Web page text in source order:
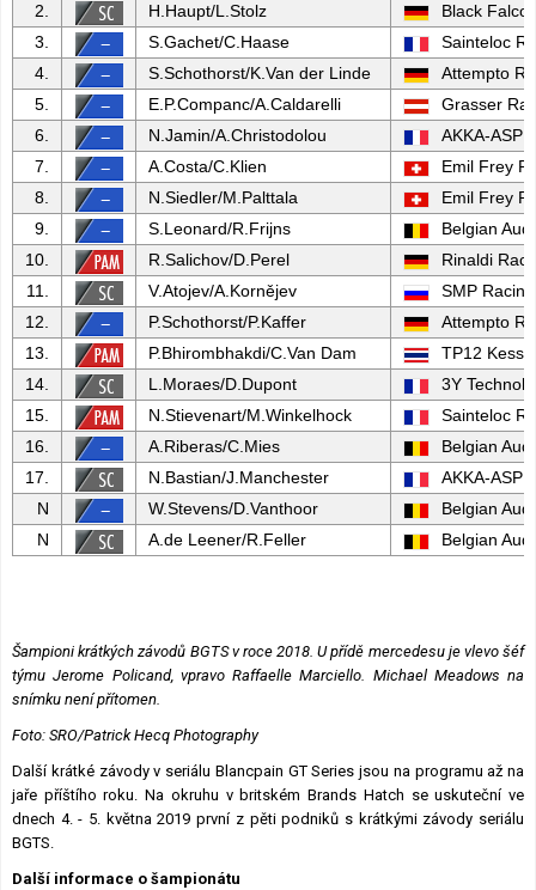
2.
H.Haupt/L.Stolz
Black
3.
S.Gachet/C.Haase
Sainteloc
4.
S.Schothorst/K.Van der Linde
Attempto
5.
E.P.Companc/A.Caldarelli
Grasser
6.
N.Jamin/A.Christodolou
AKKA-ASP
7.
A.Costa/C.Klien
Emil Frey
8.
N.Siedler/M.Palttala
Emil Frey
9.
S.Leonard/R.Frijns
Belgian
10.
R.Salichov/D.Perel
Rinaldi
11.
V.Atojev/A.Kornějev
SMP Racing
12.
P.Schothorst/P.Kaffer
Attempto
13.
P.Bhirombhakdi/C.Van Dam
TP12
14.
L.Moraes/D.Dupont
3Y
15.
N.Stievenart/M.Winkelhock
Sainteloc
16.
A.Riberas/C.Mies
Belgian
17.
N.Bastian/J.Manchester
AKKA-ASP
N
W.Stevens/D.Vanthoor
Belgian
N
A.de Leener/R.Feller Belgian
Šampioni krátkých závodů BGTS v roce 2018. U přídě mercedesu je vlevo šéf
týmu Jerome Policand, vpravo Raffaelle Marciello. Michael Meadows na
snímku není přítomen.
Foto: SRO/Patrick Hecq Photography
Další krátké závody v seriálu Blancpain GT Series jsou na programu až na
jaře příštího roku. Na okruhu v britském Brands Hatch se uskuteční ve
dnech 4. - 5. května 2019 první z pěti podniků s krátkými závody seriálu
BGTS.
Další informace o šampionátu